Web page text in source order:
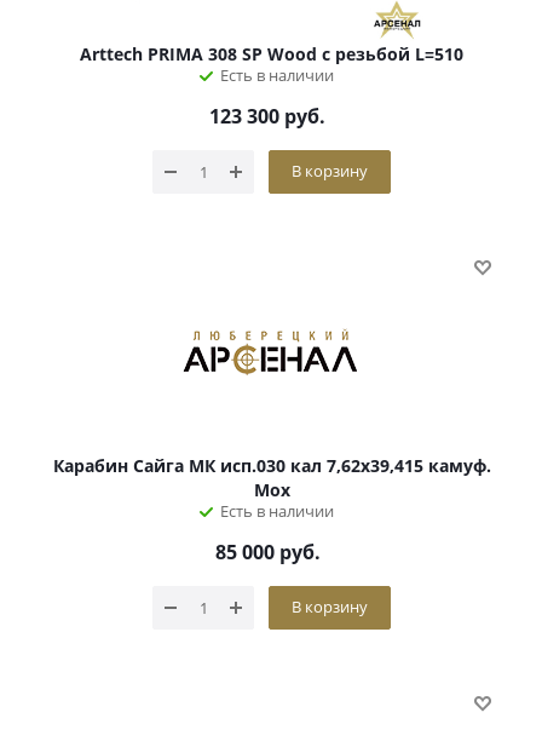
Arttech PRIMA 308 SP Wood с резьбой L=510
Есть в наличии
123 300 руб.
В корзину
Карабин Сайга МК исп.030 кал 7,62х39,415 камуф.
Мох
Есть в наличии
85 000руб.
В корзину